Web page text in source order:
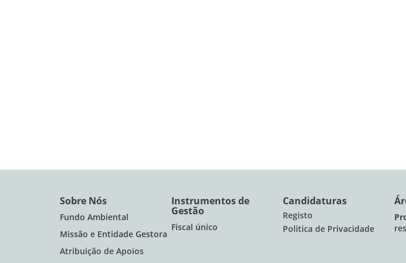
Sobre Nós
Fundo Ambiental
Missão e Entidade Gestora
Atribuição de Apoios
Instrumentos de
Gestão
Fiscal único
Candidaturas
Registo
Politica de Privacidade